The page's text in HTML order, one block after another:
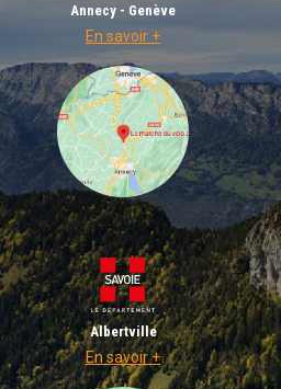
Annecy - Genève
En savoir +
Albertville
En savoir +